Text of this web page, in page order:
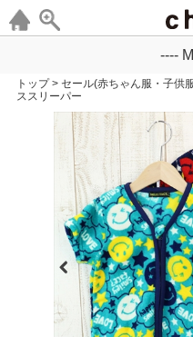
----
トップ > セール(赤ちゃん服・子供
ススリーパー